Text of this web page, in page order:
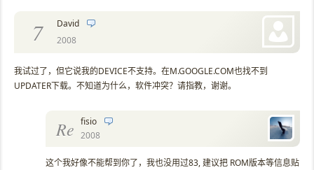
7
David
2008
我试过了，但它说我的DEVICE不支持。在M.GOOGLE.COM也找不到
UPDATER下载。不知道为什么，软件冲突？请指教，谢谢。
Re fisio
2008
这个我好像不能帮到你了，我也没用过83, 建议把 ROM版本等信息贴